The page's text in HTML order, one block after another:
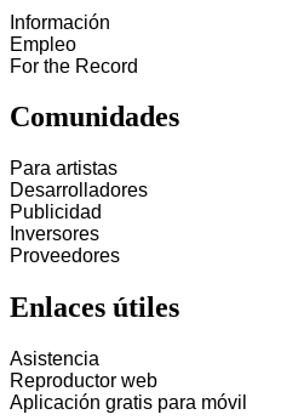
Información
Empleo
For the Record
Comunidades
Para artistas
Desarrolladores
Publicidad
Inversores
Proveedores
Enlaces útiles
Asistencia
Reproductor web
Aplicación gratis para móvil